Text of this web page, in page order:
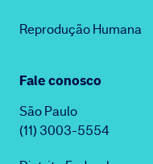
Reprodução Humana
Fale conosco
São Paulo
(11) 3003-5554